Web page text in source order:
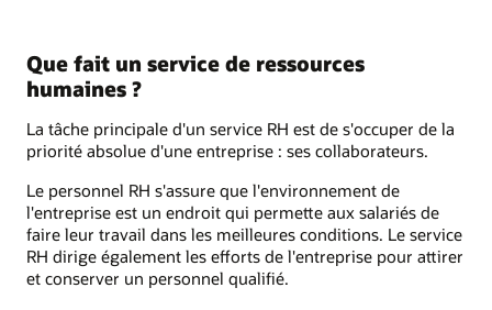
Que fait un service de ressources
humaines ?
La tâche principale d'un service RH est de s'occuper de la
priorité absolue d'une entreprise : ses collaborateurs.
Le personnel RH s'assure que l'environnement de
l'entreprise est un endroit qui permette aux salariés de
faire leur travail dans les meilleures conditions. Le service
RH dirige également les efforts de l'entreprise pour attirer
et conserver un personnel qualifié.